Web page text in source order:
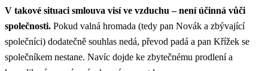
V takové situaci smlouva visí ve vzduchu – není účinná vůči
společnosti. Pokud valná hromada (tedy pan Novák a zbývající
společníci) dodatečně souhlas nedá, převod padá a pan Křížek se
společníkem nestane. Navíc dojde ke zbytečnému prodlení a